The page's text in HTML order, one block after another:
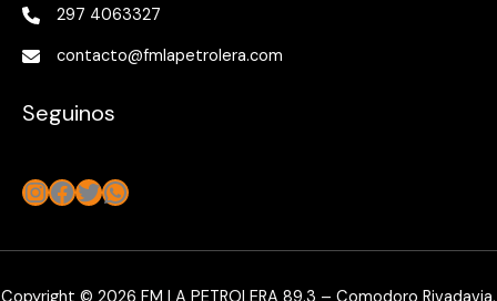
297 4063327
contacto@fmlapetrolera.com
Seguinos
Instagram
Facebook
Twitter
WhatsApp